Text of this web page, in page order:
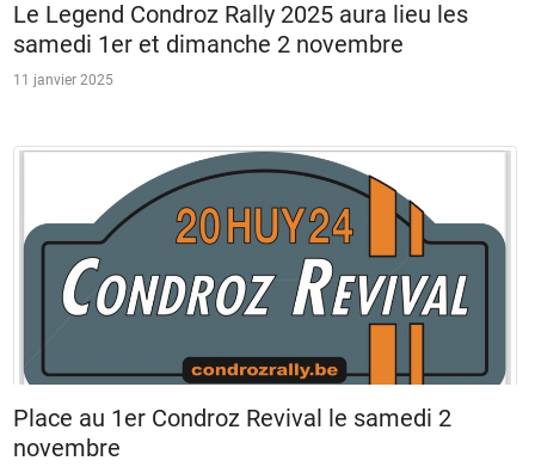
Le Legend Condroz Rally 2025 aura lieu les
samedi 1er et dimanche 2 novembre
11 janvier 2025
Place au 1er Condroz Revival le samedi 2
novembre